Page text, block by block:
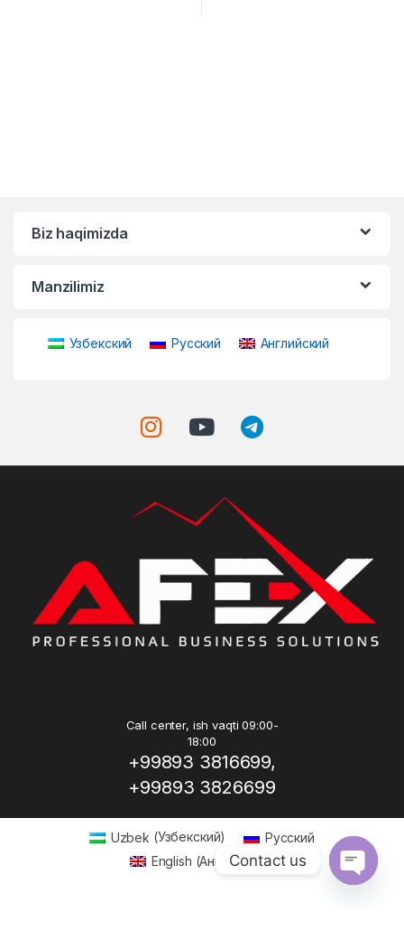
Biz haqimizda
Manzilimiz
Узбекский Русский Английский
Call center, ish vaqti 09:00-
18:00
+99893 3816699,
+99893 3826699
Uzbek (Узбекский)
Русский
English (Английский)
Contact us